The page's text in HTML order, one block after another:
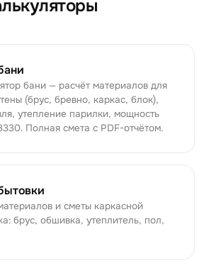
бани — расчёт материалов для
(брус, бревно, каркас, блок),
утепление парилки, мощность
Полная смета с PDF-отчётом.
и сметы каркасной
брус, обшивка, утеплитель, пол,